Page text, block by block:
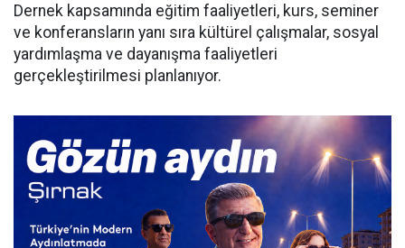
Dernek kapsamında eğitim faaliyetleri, kurs, seminer
ve konferansların yanı sıra kültürel çalışmalar, sosyal
yardımlaşma ve dayanışma faaliyetleri
gerçekleştirilmesi planlanıyor.